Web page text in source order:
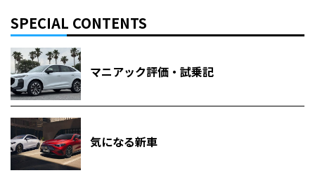
SPECIAL CONTENTS
マニアック評価・試乗記
気になる新車